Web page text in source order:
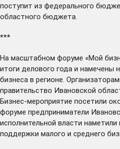
поступит из федерального
областного бюджета.
***
На масштабном форуме «Мой
итоги делового года и намечены
бизнеса в регионе.
правительство Ивановской
Бизнес-мероприятие посетили
форуме предприниматели
исполнительной власти
поддержки малого и среднего